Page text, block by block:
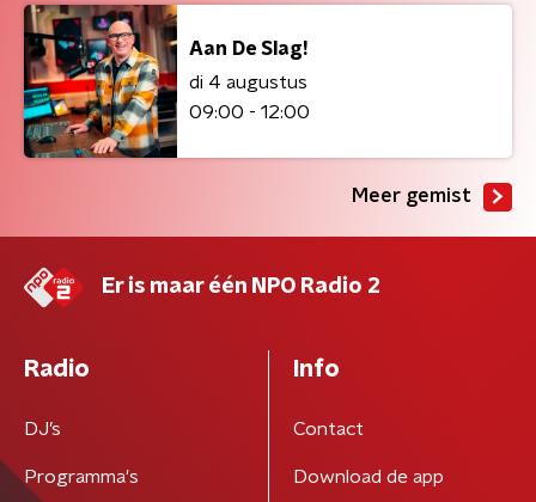
Aan De Slag!
di 4 augustus
09:00 - 12:00
Meer gemist
Er is maar één NPO Radio 2
Radio
DJ’s
Programma's
Info
Contact
Download de app